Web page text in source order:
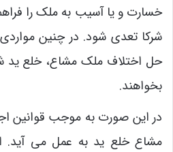
خسارت و یا آسیب به ملک را
شرکا تعدی شود. در چنین
حل اختلاف ملک مشاع، خلع ید
بخواهند.
در این صورت به موجب قوانین
مشاع خلع ید به عمل می آید.